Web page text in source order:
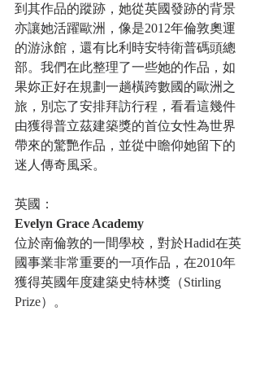
到其作品的蹤跡，她從英國發跡的背景
亦讓她活躍歐洲，像是2012年倫敦奧運
的游泳館，還有比利時安特衛普碼頭總
部。我們在此整理了一些她的作品，如
果妳正好在規劃一趟橫跨數國的歐洲之
旅，別忘了安排拜訪行程，看看這幾件
由獲得普立茲建築獎的首位女性為世界
帶來的驚艷作品，並從中瞻仰她留下的
迷人傳奇風采。
英國：
Evelyn Grace Academy
位於南倫敦的一間學校，對於Hadid在英
國事業非常重要的一項作品，在2010年
獲得英國年度建築史特林獎（Stirling
Prize）。